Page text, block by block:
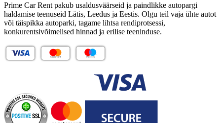
Prime Car Rent pakub usaldusväärseid ja paindlikke autopargi
haldamise teenuseid Lätis, Leedus ja Eestis. Olgu teil vaja ühte autot
või täispikka autoparki, tagame lihtsa rendiprotsessi,
konkurentsivõimelised hinnad ja erilise teeninduse.